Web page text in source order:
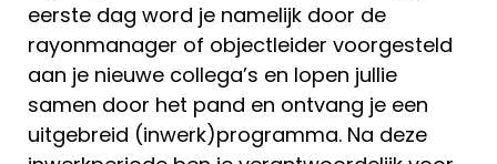
eerste dag word je namelijk door de
rayonmanager of objectleider voorgesteld
aan je nieuwe collega’s en lopen jullie
samen door het pand en ontvang je een
uitgebreid (inwerk)programma. Na deze